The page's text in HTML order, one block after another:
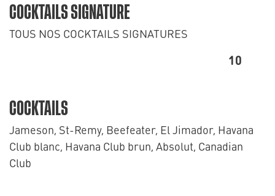
COCKTAILS SIGNATURE
TOUS NOS COCKTAILS SIGNATURES
10
COCKTAILS
Jameson, St-Remy, Beefeater, El Jimador, Havana
Club blanc, Havana Club brun, Absolut, Canadian
Club